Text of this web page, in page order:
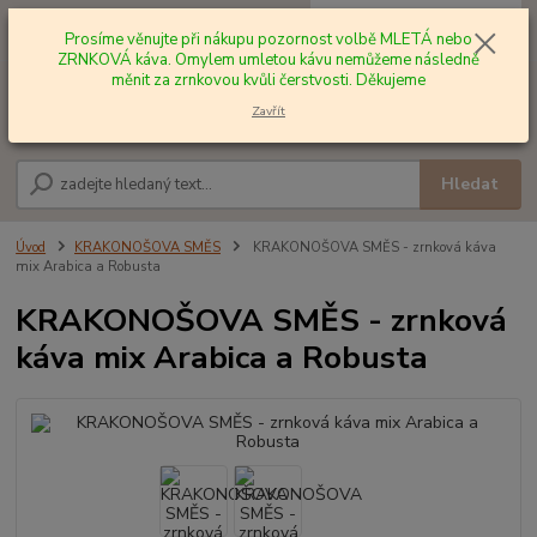
Hledat
+420 602 577 209 za0,00 Kč
Úvod KRAKONOŠOVA SMĚS
KRAKONOŠOVA SMĚS - zrnková káva
mix Arabica a Robusta
KRAKONOŠOVA SMĚS - zrnková
káva mix Arabica a Robusta
Prosíme věnujte při nákupu pozornost volbě MLETÁ nebo
ZRNKOVÁ káva. Omylem umletou kávu nemůžeme následně
měnit za zrnkovou kvůli čerstvosti. Děkujeme
Zavřít